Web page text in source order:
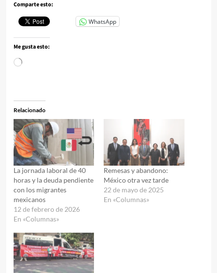
Comparte esto:
WhatsApp
Me gusta esto:
Cargando...
Relacionado
La jornada laboral de 40
horas y la deuda pendiente
con los migrantes
mexicanos
12 de febrero de 2026
En «Columnas»
Remesas y abandono:
México otra vez tarde
22 de mayo de 2025
En «Columnas»